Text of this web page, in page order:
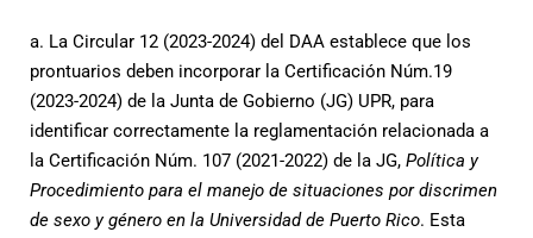
a. La Circular 12 (2023-2024) del DAA establece que los
prontuarios deben incorporar la Certificación Núm.19
(2023-2024) de la Junta de Gobierno (JG) UPR, para
identificar correctamente la reglamentación relacionada a
la Certificación Núm. 107 (2021-2022) de la JG, Política y
Procedimiento para el manejo de situaciones por discrimen
de sexo y género en la Universidad de Puerto Rico. Esta